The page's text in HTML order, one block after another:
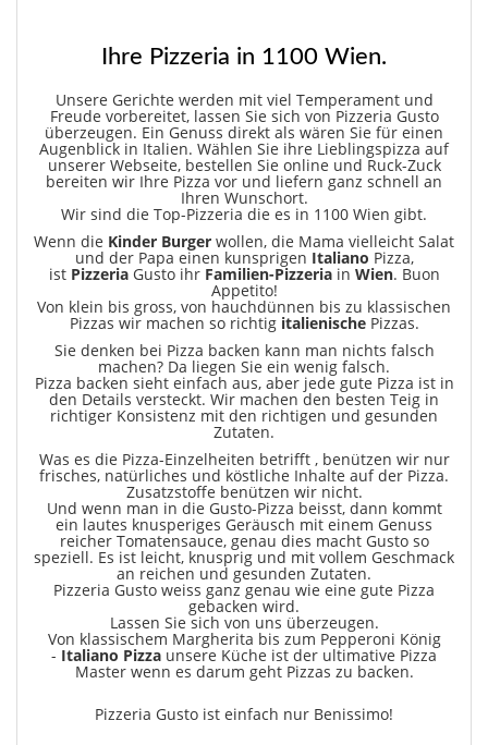
Ihre Pizzeria in 1100 Wien.
Unsere Gerichte werden mit viel Temperament und
Freude vorbereitet, lassen Sie sich von Pizzeria Gusto
überzeugen. Ein Genuss direkt als wären Sie für einen
Augenblick in Italien. Wählen Sie ihre Lieblingspizza auf
unserer Webseite, bestellen Sie online und Ruck-Zuck
bereiten wir Ihre Pizza vor und liefern ganz schnell an
Ihren Wunschort.
Wir sind die Top-Pizzeria die es in 1100 Wien gibt.
Wenn die Kinder Burger wollen, die Mama vielleicht Salat
und der Papa einen kunsprigen Italiano Pizza,
ist PizzeriaGusto ihr Familien-Pizzeriain Wien. Buon
Appetito!
Von klein bis gross, von hauchdünnen bis zu klassischen
Pizzas wir machen so richtig italienischePizzas.
Sie denken bei Pizza backen kann man nichts falsch
machen? Da liegen Sie ein wenig falsch.
Pizza backen sieht einfach aus, aber jede gute Pizza ist in
den Details versteckt. Wir machen den besten Teig in
richtiger Konsistenz mit den richtigen und gesunden
Zutaten.
Was es die Pizza-Einzelheiten betrifft , benützen wir nur
frisches, natürliches und köstliche Inhalte auf der Pizza.
Zusatzstoffe benützen wir nicht.
Und wenn man in die Gusto-Pizza beisst, dann kommt
ein lautes knusperiges Geräusch mit einem Genuss
reicher Tomatensauce, genau dies macht Gusto so
speziell. Es ist leicht, knusprig und mit vollem Geschmack
an reichen und gesunden Zutaten.
Pizzeria Gusto weiss ganz genau wie eine gute Pizza
gebacken wird.
Lassen Sie sich von uns überzeugen.
Von klassischem Margherita bis zum Pepperoni König
- Italiano Pizza unsere Küche ist der ultimative Pizza
Master wenn es darum geht Pizzas zu backen.
Pizzeria Gusto ist einfach nur Benissimo!